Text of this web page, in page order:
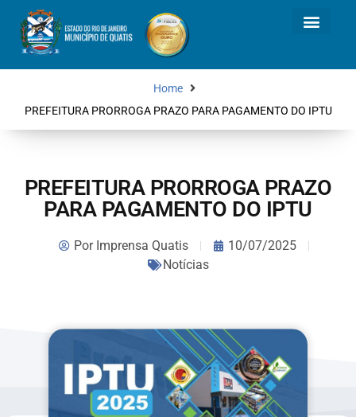
Home
PREFEITURA PRORROGA PRAZO PARA PAGAMENTO DO IPTU
PREFEITURA PRORROGA PRAZO
PARA PAGAMENTO DO IPTU
PorImprensa Quatis
10/07/2025
Notícias